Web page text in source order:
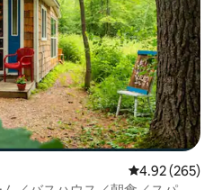
レビュー265
4.92 (265)